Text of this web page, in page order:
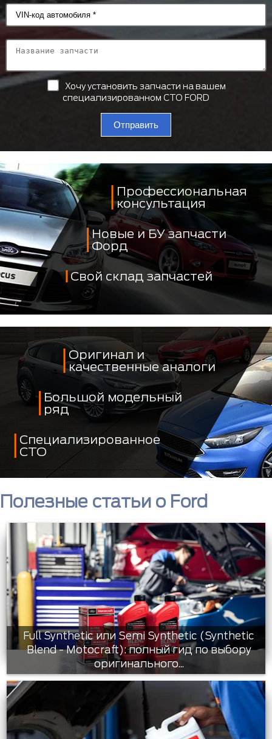
Хочу установить запчасти на вашем
специализированном СТО FORD
Отправить
Профессиональная
консультация
Новые и БУ запчасти
Форд
Свой склад запчастей
Оригинал и
качественные аналоги
Большой модельный
ряд
Специализированное
СТО
Полезные статьи о Ford
Full Synthetic или Semi Synthetic (Synthetic
Blend - Motocraft): полный гид по выбору
оригинального...